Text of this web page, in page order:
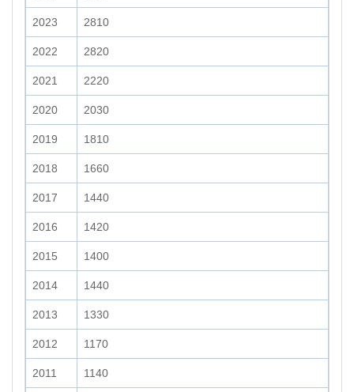
2023 2810
2022 2820
2021 2220
2020 2030
2019 1810
2018 1660
2017 1440
2016 1420
2015 1400
2014 1440
2013 1330
2012 1170
2011 1140